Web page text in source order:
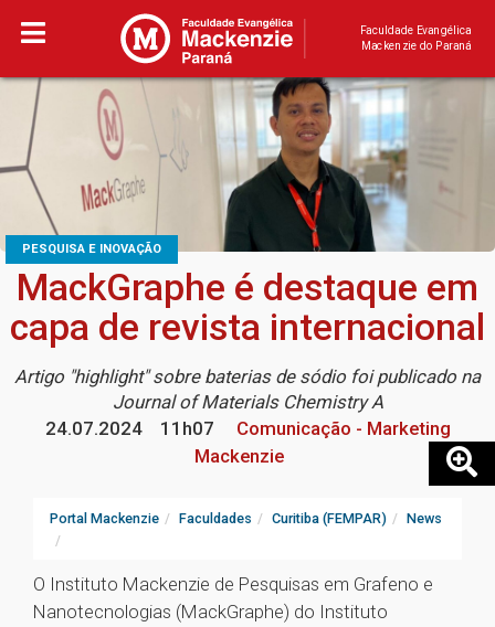
Faculdade Evangélica
Mackenzie do Paraná
PESQUISA E INOVAÇÃO
MackGraphe é destaque em
capa de revista internacional
Artigo "highlight" sobre baterias de sódio foi publicado na
Journal of Materials Chemistry A
24.07.2024
11h07
Comunicação - Marketing
Mackenzie
Portal Mackenzie Faculdades Curitiba (FEMPAR) News
O Instituto Mackenzie de Pesquisas em Grafeno e
Nanotecnologias (MackGraphe) do Instituto